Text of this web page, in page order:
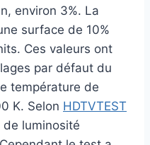
environ 3%. La
surface de 10%
Ces valeurs ont
par défaut du
température de
K. Selon HDTVTEST
luminosité